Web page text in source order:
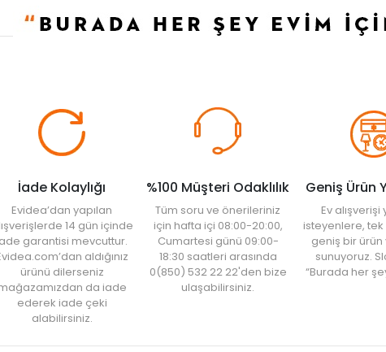
İade Kolaylığı
Evidea’dan yapılan
14 gün içinde
garantisi mevcuttur.
aldığınız
ürünü dilerseniz
da iade
ederek iade çeki
alabilirsiniz.
%100 Müşteri Odaklılık
Tüm soru ve önerileriniz
için hafta içi 08:00-20:00,
Cumartesi günü 09:00-
18:30 saatleri arasında
0(850) 532 22 22'den bize
ulaşabilirsiniz.
Geniş Ürün
Ev
isteyenlere, tek
geniş bir
sunuyoruz.
“Burada her